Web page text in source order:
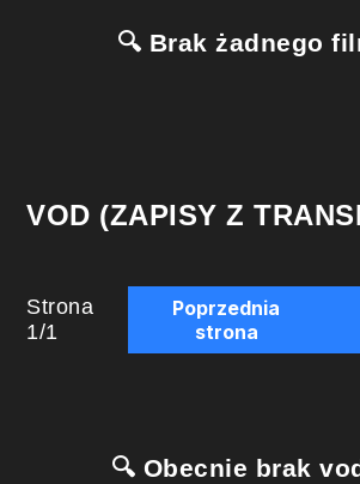
🔍 Brak żadnego
VOD (ZAPISY Z
Strona
1/1
Poprzednia
strona
🔍 Obecnie brak